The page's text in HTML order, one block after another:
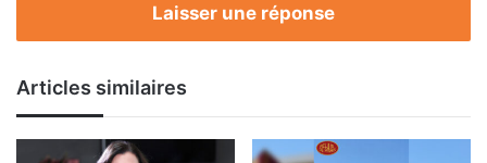
Laisser une réponse
Articles similaires